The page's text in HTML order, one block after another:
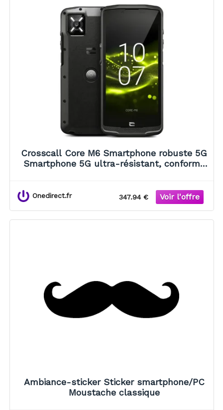
Crosscall Core M6 Smartphone robuste 5G
Smartphone 5G ultra-résistant, conforme
Onedirect.fr 347.94 €
Ambiance-sticker Sticker smartphone/PC
Moustache classique